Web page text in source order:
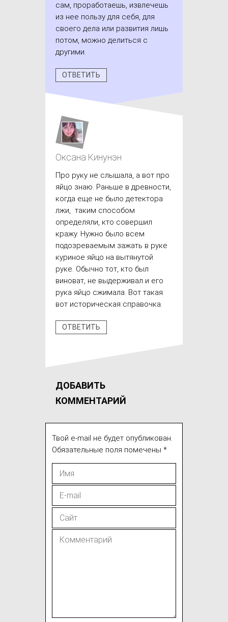
сам, проработаешь, извлечешь
из нее пользу для себя, для
своего дела или развития лишь
потом, можно делиться с
другими.
ОТВЕТИТЬ
Оксана Кинунэн
Про руку не слышала, а вот про
яйцо знаю. Раньше в древности,
когда еще не было детектора
лжи, таким способом
определяли, кто совершил
кражу. Нужно было всем
подозреваемым зажать в руке
куриное яйцо на вытянутой
руке. Обычно тот, кто был
виноват, не выдерживал и его
рука яйцо сжимала. Вот такая
вот историческая справочка.
ОТВЕТИТЬ
ДОБАВИТЬ
КОММЕНТАРИЙ
Твой e-mail не будет опубликован.
Обязательные поля помечены*